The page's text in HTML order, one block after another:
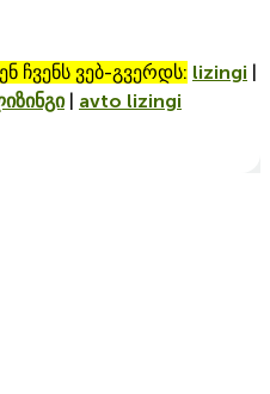
ჩვენს ვებ-გვერდს: lizingi |
| avto lizingi